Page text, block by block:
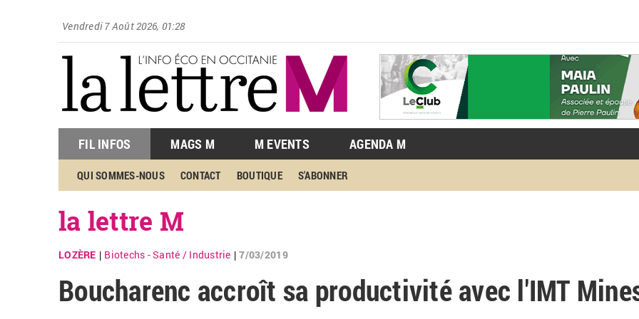
Vendredi 7 Août 2026, 01:28
FIL INFOS MAGS M M EVENTS AGENDA M
QUI SOMMES-NOUS CONTACT BOUTIQUE S'ABONNER
la lettre M
LOZÈRE Biotechs - Santé / Industrie |7/03/2019
Boucharenc accroît sa productivité avec l'IMT